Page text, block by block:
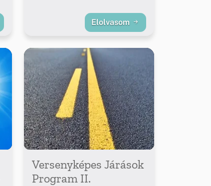
Elolvasom
Versenyképes Járások
Program II.